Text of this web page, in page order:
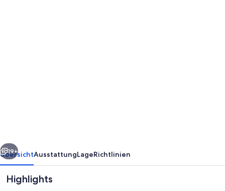
AUF
DIE
BERGE
Weiter
19+
ÜbersichtAusstattungLageRichtlinien
Highlights